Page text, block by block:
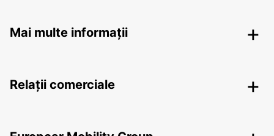
Mai multe informații
Relații comerciale